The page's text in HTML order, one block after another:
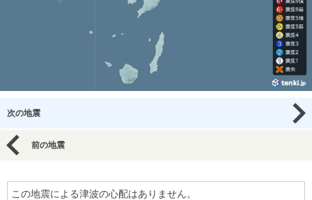
次の地震
前の地震
この地震による津波の心配はありません。